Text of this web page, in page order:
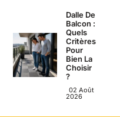
Dalle De
Balcon :
Quels
Critères
Pour
Bien La
Choisir
?
02 Août
2026